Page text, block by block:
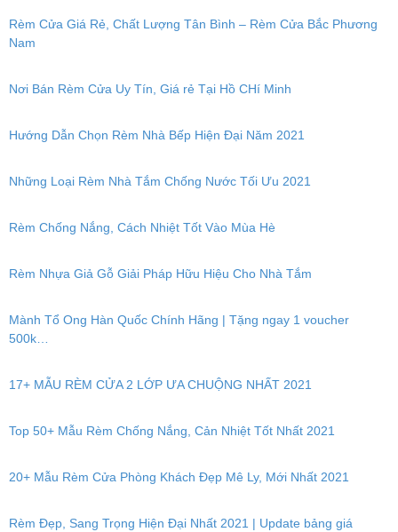
Rèm Cửa Giá Rẻ, Chất Lượng Tân Bình – Rèm Cửa Bắc Phương
Nam
Nơi Bán Rèm Cửa Uy Tín, Giá rẻ Tại Hồ CHí Minh
Hướng Dẫn Chọn Rèm Nhà Bếp Hiện Đại Năm 2021
Những Loại Rèm Nhà Tắm Chống Nước Tối Ưu 2021
Rèm Chống Nắng, Cách Nhiệt Tốt Vào Mùa Hè
Rèm Nhựa Giả Gỗ Giải Pháp Hữu Hiệu Cho Nhà Tắm
Mành Tổ Ong Hàn Quốc Chính Hãng | Tặng ngay 1 voucher
500k…
17+ MẪU RÈM CỬA 2 LỚP ƯA CHUỘNG NHẤT 2021
Top 50+ Mẫu Rèm Chống Nắng, Cản Nhiệt Tốt Nhất 2021
20+ Mẫu Rèm Cửa Phòng Khách Đẹp Mê Ly, Mới Nhất 2021
Rèm Đẹp, Sang Trọng Hiện Đại Nhất 2021 | Update bảng giá